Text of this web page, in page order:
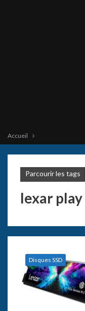
Accueil
Parcourir les tags
lexar play
Disques SSD